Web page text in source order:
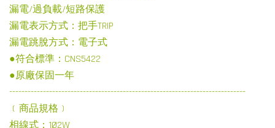
漏電/過負載/短路保護
漏電表示方式：把手TRIP
漏電跳脫方式：電子式
●符合標準：CNS5422
●原廠保固一年
-----------------------------------------------------------------------------
﹝商品規格﹞
相線式：1Ø2W